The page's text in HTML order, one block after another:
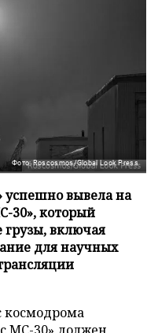
Фото: Roscosmos/Global Look Press
успешно вывела на
30», который
включая
для научных
космодрома